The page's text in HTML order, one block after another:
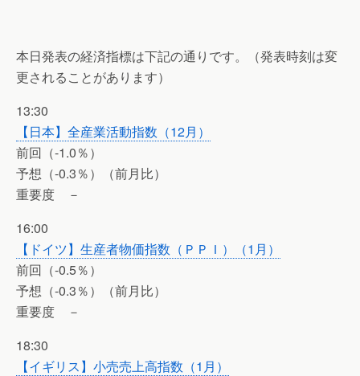
本日発表の経済指標は下記の通りです。（発表時刻は変
更されることがあります）
13:30
【日本】全産業活動指数（12月）
前回（-1.0％）
予想（-0.3％）（前月比）
重要度 －
16:00
【ドイツ】生産者物価指数（ＰＰＩ）（1月）
前回（-0.5％）
予想（-0.3％）（前月比）
重要度 －
18:30
【イギリス】小売売上高指数（1月）